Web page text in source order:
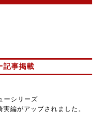
記事掲載
ーシリーズ
編がアップされました。